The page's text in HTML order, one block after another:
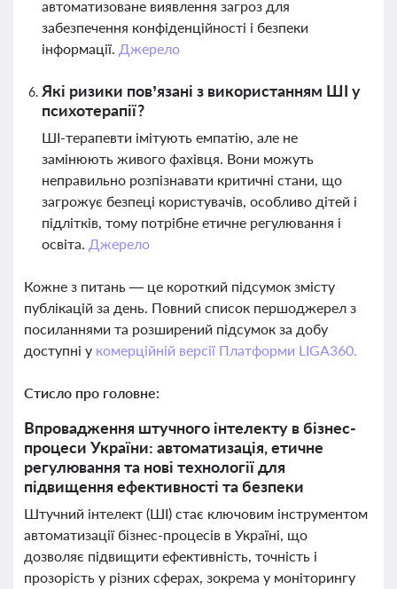
автоматизоване виявлення загроз для
забезпечення конфіденційності і безпеки
інформації. Джерело
Які ризики пов’язані з використанням ШІ у
психотерапії?
ШІ-терапевти імітують емпатію, але не
замінюють живого фахівця. Вони можуть
неправильно розпізнавати критичні стани, що
загрожує безпеці користувачів, особливо дітей і
підлітків, тому потрібне етичне регулювання і
освіта. Джерело
Кожне з питань — це короткий підсумок змісту
публікацій за день. Повний список першоджерел з
посиланнями та розширений підсумок за добу
доступні у комерційній версії Платформи LIGA360.
Стисло про головне:
Впровадження штучного інтелекту в бізнес-
процеси України: автоматизація, етичне
регулювання та нові технології для
підвищення ефективності та безпеки
Штучний інтелект (ШІ) стає ключовим інструментом
автоматизації бізнес-процесів в Україні, що
дозволяє підвищити ефективність, точність і
прозорість у різних сферах, зокрема у моніторингу